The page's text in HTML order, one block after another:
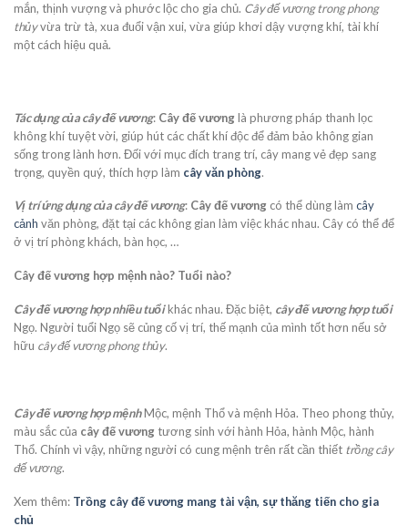
mắn, thịnh vượng và phước lộc cho gia chủ. Cây đế vương trong phong
thủyvừa trừ tà, xua đuổi vận xui, vừa giúp khơi dậy vượng khí, tài khí
một cách hiệu quả.
Tác dụng của cây đế vương: Cây đế vương là phương pháp thanh lọc
không khí tuyệt vời, giúp hút các chất khí độc để đảm bảo không gian
sống trong lành hơn. Đối với mục đích trang trí, cây mang vẻ đẹp sang
trọng, quyền quý, thích hợp làm cây văn phòng.
Vị trí ứng dụng của cây đế vương: Cây đế vương có thể dùng làm cây
cảnh văn phòng, đặt tại các không gian làm việc khác nhau. Cây có thể để
ở vị trí phòng khách, bàn học, …
Cây đế vương hợp mệnh nào? Tuổi nào?
Cây đế vương hợp nhiều tuổikhác nhau. Đặc biệt, cây đế vương hợp tuổi
Ngọ. Người tuổi Ngọ sẽ củng cố vị trí, thế mạnh của mình tốt hơn nếu sở
hữu cây đế vương phong thủy.
Cây đế vương hợp mệnhMộc, mệnh Thổ và mệnh Hỏa. Theo phong thủy,
màu sắc của cây đế vương tương sinh với hành Hỏa, hành Mộc, hành
Thổ. Chính vì vậy, những người có cung mệnh trên rất cần thiết trồng cây
đế vương.
Xem thêm: Trồng cây đế vương mang tài vận, sự thăng tiến cho gia
chủ